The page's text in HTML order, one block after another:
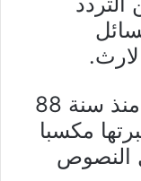
وشدد على ان النهضة ثمنت منذ سنة 88
مكسبا
النصوص